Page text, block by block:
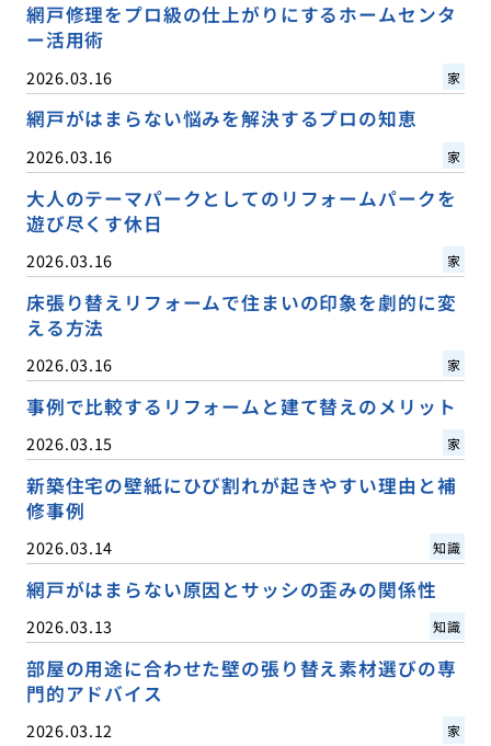
網戸修理をプロ級の仕上がりにするホームセンタ
ー活用術
2026.03.16 家
網戸がはまらない悩みを解決するプロの知恵
2026.03.16 家
大人のテーマパークとしてのリフォームパークを
遊び尽くす休日
2026.03.16 家
床張り替えリフォームで住まいの印象を劇的に変
える方法
2026.03.16 家
事例で比較するリフォームと建て替えのメリット
2026.03.15 家
新築住宅の壁紙にひび割れが起きやすい理由と補
修事例
2026.03.14 知識
網戸がはまらない原因とサッシの歪みの関係性
2026.03.13 知識
部屋の用途に合わせた壁の張り替え素材選びの専
門的アドバイス
2026.03.12 家